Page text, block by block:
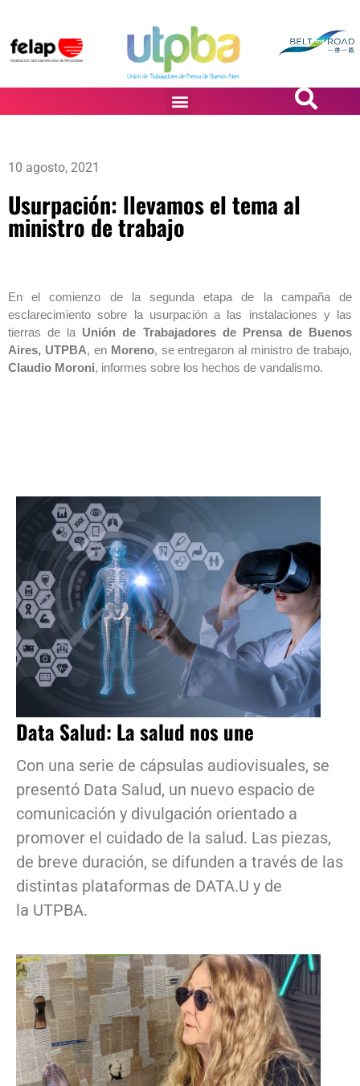
10 agosto, 2021
Usurpación: llevamos el tema al
ministro de trabajo
En el comienzo de la segunda etapa de la campaña de
esclarecimiento sobre la usurpación a las instalaciones y las
tierras de la Unión de Trabajadores de Prensa de Buenos
Aires, UTPBA, en Moreno, se entregaron al ministro de trabajo,
Claudio Moroni, informes sobre los hechos de vandalismo.
Data Salud: La salud nos une
Con una serie de cápsulas audiovisuales, se
presentó Data Salud, un nuevo espacio de
comunicación y divulgación orientado a
promover el cuidado de la salud. Las piezas,
de breve duración, se difunden a través de las
distintas plataformas de DATA.U y de
la UTPBA.